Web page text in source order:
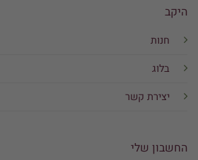
היקב
חנות
בלוג
יצירת קשר
החשבון שלי